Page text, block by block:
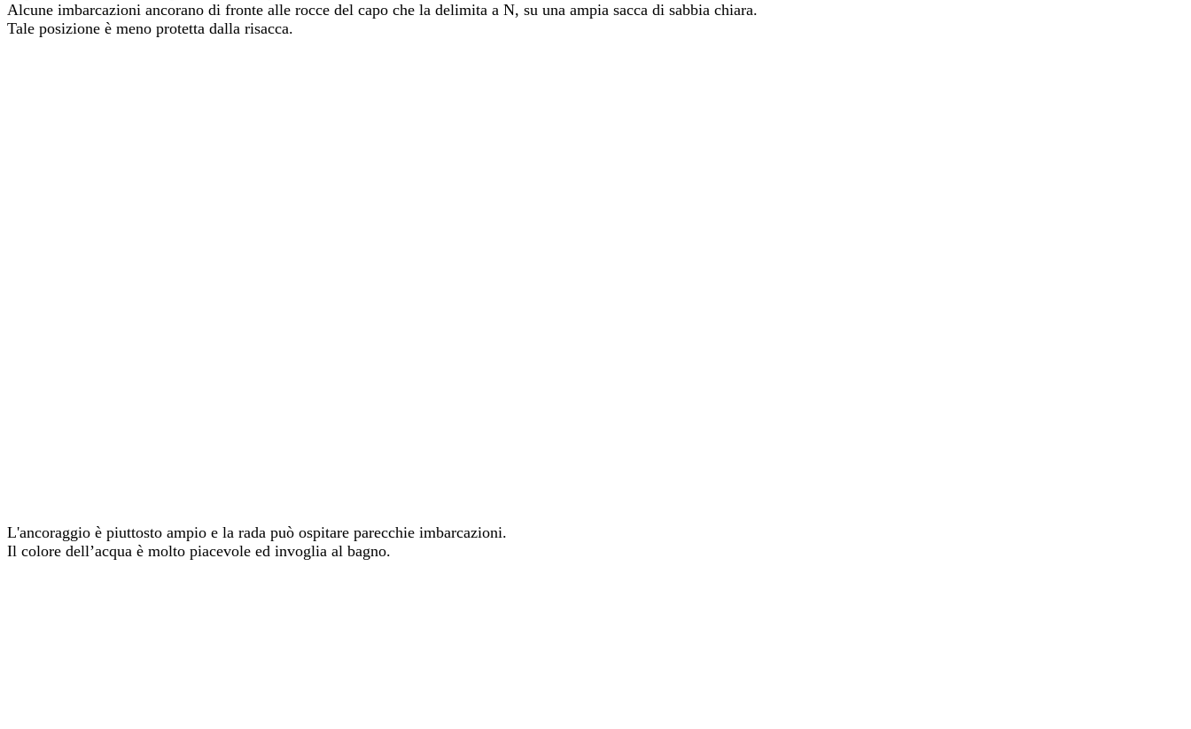
Alcune imbarcazioni ancorano di fronte alle rocce del capo che la delimita a N, su una ampia sacca di sabbia chiara.
Tale posizione è meno protetta dalla risacca.
L'ancoraggio è piuttosto ampio e la rada può ospitare parecchie imbarcazioni.
Il colore dell’acqua è molto piacevole ed invoglia al bagno.